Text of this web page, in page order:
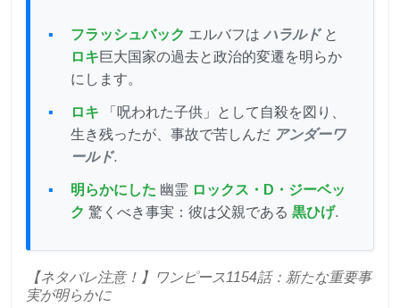
フラッシュバック エルバフは ハラルドと
ロキ巨大国家の過去と政治的変遷を明らか
にします。
ロキ 「呪われた子供」として自殺を図り、
生き残ったが、事故で苦しんだ アンダーワ
ールド.
明らかにした 幽霊 ロックス・D・ジーベッ
ク 驚くべき事実：彼は父親である 黒ひげ.
【ネタバレ注意！】ワンピース1154話：新たな重要事
実が明らかに